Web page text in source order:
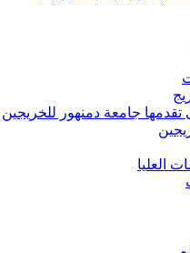
تقدمها جامعة دمنهور للخريجين
العليا